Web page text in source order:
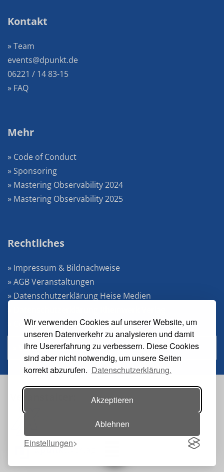
Wir verwenden Cookies auf unserer Website, um
unseren Datenverkehr zu analysieren und damit
ihre Usererfahrung zu verbessern. Diese Cookies
sind aber nicht notwendig, um unsere Seiten
korrekt abzurufen. Datenschutzerklärung.
Akzeptieren
Ablehnen
Einstellungen
Kontakt
» Team
events@dpunkt.de
06221 / 14 83-15
» FAQ
Mehr
» Code of Conduct
» Sponsoring
» Mastering Observability 2024
» Mastering Observability 2025
Rechtliches
» Impressum & Bildnachweise
» AGB Veranstaltungen
» Datenschutzerklärung Heise Medien
» Cookie-Einstellungen ändern
» Vertrag widerrufen